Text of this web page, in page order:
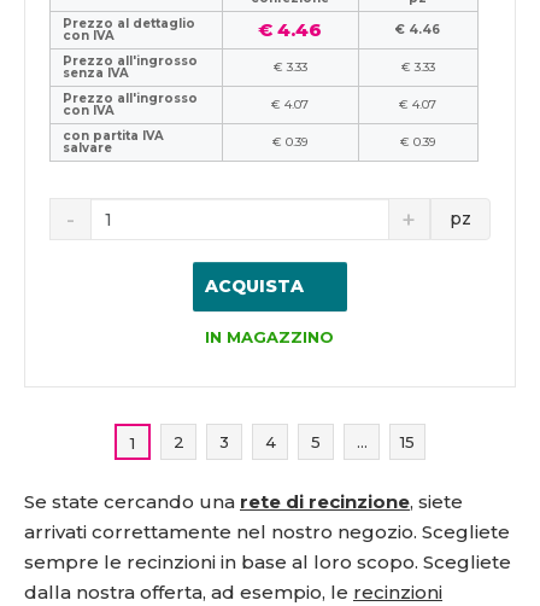
Prezzo al dettaglio
con IVA € 4.46
€ 4.46
Prezzo all'ingrosso
senza IVA € 3.33
€ 3.33
Prezzo all'ingrosso
con IVA € 4.07
€ 4.07
con partita IVA
salvare € 0.39 € 0.39
pz
ACQUISTA
IN MAGAZZINO
1 2 3 4 5 ... 15
Se state cercando una rete di recinzione, siete
arrivati correttamente nel nostro negozio. Scegliete
sempre le recinzioni in base al loro scopo. Scegliete
dalla nostra offerta, ad esempio, le recinzioni